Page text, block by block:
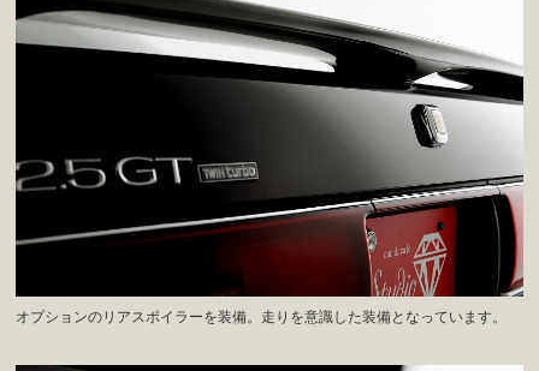
オプションのリアスポイラーを装備。走りを意識した装備となっています。